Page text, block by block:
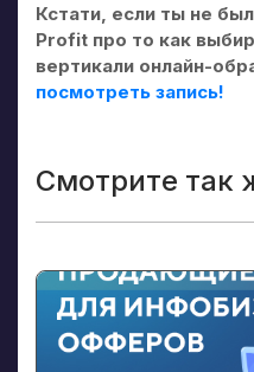
Кстати, если ты не
Profit про то как
вертикали онлайн-
посмотреть запись!
Смотрите так